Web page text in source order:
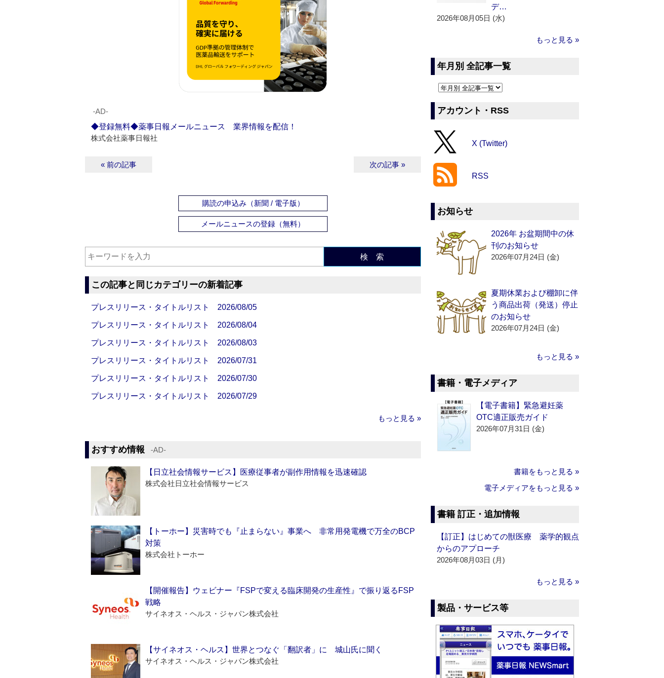
‐AD‐
◆登録無料◆薬事日報メールニュース 業界情報を配信！
株式会社薬事日報社
« 前の記事 次の記事 »
購読の申込み（新聞 / 電子版）
メールニュースの登録（無料）
検 索
この記事と同じカテゴリーの新着記事
プレスリリース・タイトルリスト 2026/08/05
プレスリリース・タイトルリスト 2026/08/04
プレスリリース・タイトルリスト 2026/08/03
プレスリリース・タイトルリスト 2026/07/31
プレスリリース・タイトルリスト 2026/07/30
プレスリリース・タイトルリスト 2026/07/29
もっと見る »
おすすめ情報 ‐AD‐
【日立社会情報サービス】医療従事者が副作用情報を迅速確認
株式会社日立社会情報サービス
【トーホー】災害時でも『止まらない』事業へ 非常用発電機で万全のBCP
対策
株式会社トーホー
【開催報告】ウェビナー『FSPで変える臨床開発の生産性』で振り返るFSP
戦略
サイネオス・ヘルス・ジャパン株式会社
【サイネオス・ヘルス】世界とつなぐ「翻訳者」に 城山氏に聞く
サイネオス・ヘルス・ジャパン株式会社
デ…
2026年08月05日 (水)
もっと見る »
年月別 全記事一覧
アカウント・RSS
X (Twitter)
RSS
お知らせ
2026年 お盆期間中の休
刊のお知らせ
2026年07月24日 (金)
夏期休業および棚卸に伴
う商品出荷（発送）停止
のお知らせ
2026年07月24日 (金)
もっと見る »
書籍・電子メディア
【電子書籍】緊急避妊薬
OTC適正販売ガイド
2026年07月31日 (金)
書籍をもっと見る »
電子メディアをもっと見る »
書籍 訂正・追加情報
【訂正】はじめての獣医療 薬学的観点
からのアプローチ
2026年08月03日 (月)
もっと見る »
製品・サービス等